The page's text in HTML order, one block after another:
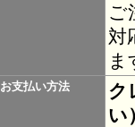
ご
対
ま
お支払い方法
ク
い